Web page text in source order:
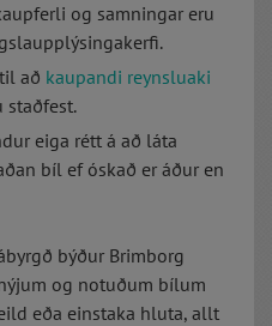
og samningar eru
að kaupandi reynsluaki
staðfest.
eiga rétt á að láta
bíl ef óskað er áður en
býður Brimborg
og notuðum bílum
eða einstaka hluta, allt